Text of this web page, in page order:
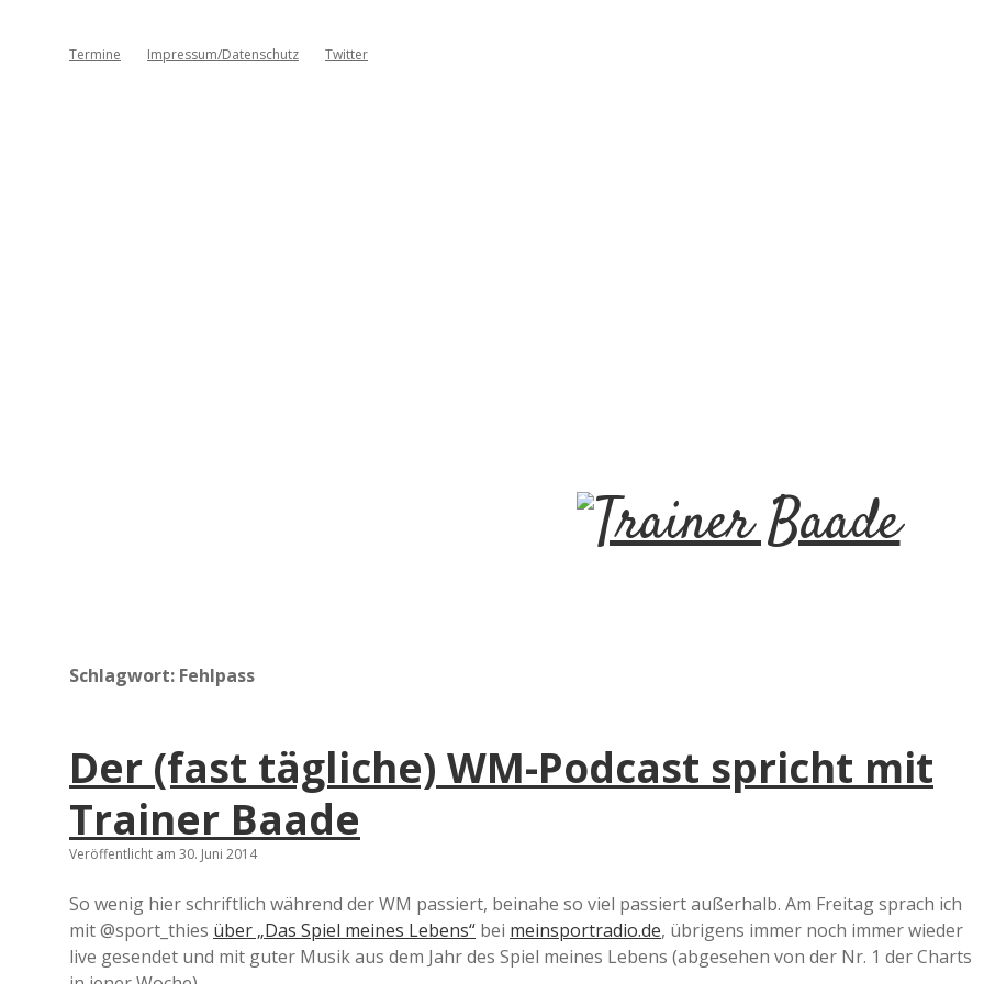
Termine Impressum/Datenschutz Twitter
T
n
r
Schlagwort: Fehlpass
Der (fast tägliche) WM-Podcast spricht mit
Trainer Baade
Veröffentlicht am 30. Juni 2014
So wenig hier schriftlich während der WM passiert, beinahe so viel passiert außerhalb. Am Freitag sprach ich
mit @sport_thies über „Das Spiel meines Lebens“ bei meinsportradio.de, übrigens immer noch immer wieder
live gesendet und mit guter Musik aus dem Jahr des Spiel meines Lebens (abgesehen von der Nr. 1 der Charts